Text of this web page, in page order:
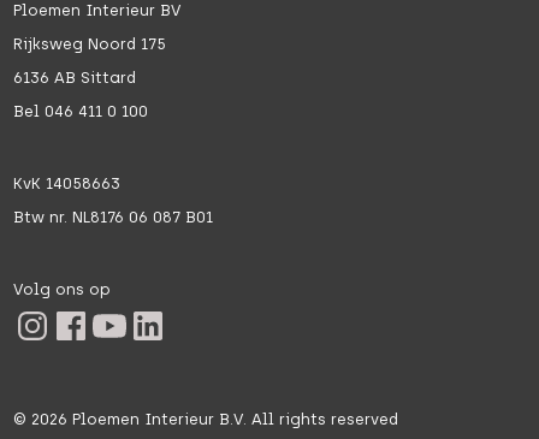
Ploemen Interieur BV
Rijksweg Noord 175
6136 AB Sittard
Bel 046 411 0 100
KvK 14058663
Btw nr. NL8176 06 087 B01
Volg ons op
© 2026 Ploemen Interieur B.V. All rights reserved